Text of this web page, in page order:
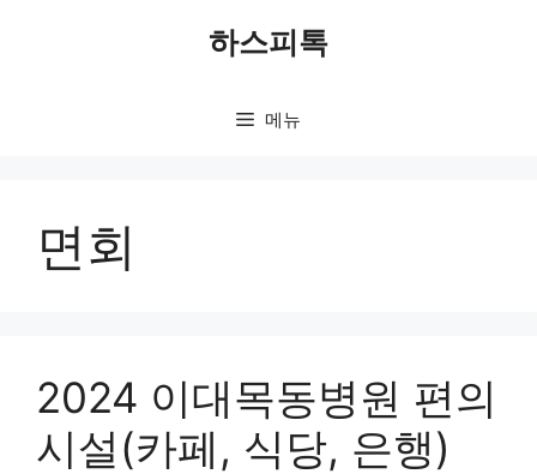
하스피톡
메뉴
면회
2024 이대목동병원 편의
시설(카페, 식당, 은행)